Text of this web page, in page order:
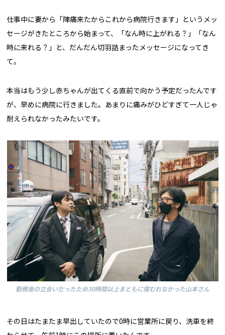
仕事中に妻から「陣痛来たからこれから病院行きます」というメッ
セージがきたところから始まって、「なん時に上がれる？」「なん
時に来れる？」と、だんだん切羽詰まったメッセージになってき
て。
本当はもう少し赤ちゃんが出てくる直前で向かう予定だったんです
が、早めに病院に行きました。あまりに痛みがひどすぎて一人じゃ
耐えられなかったみたいです。
勤務後の立会いだったため30時間以上まともに寝むれなかった山本さん
その日はたまたま早出していたので0時に営業所に戻り、洗車を終